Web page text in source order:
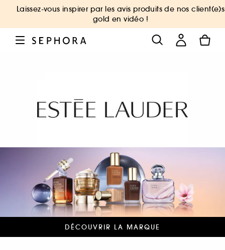
Laissez-vous inspirer par les avis produits de nos client(e)s
gold en vidéo !
DÉCOUVRIR LA MARQUE